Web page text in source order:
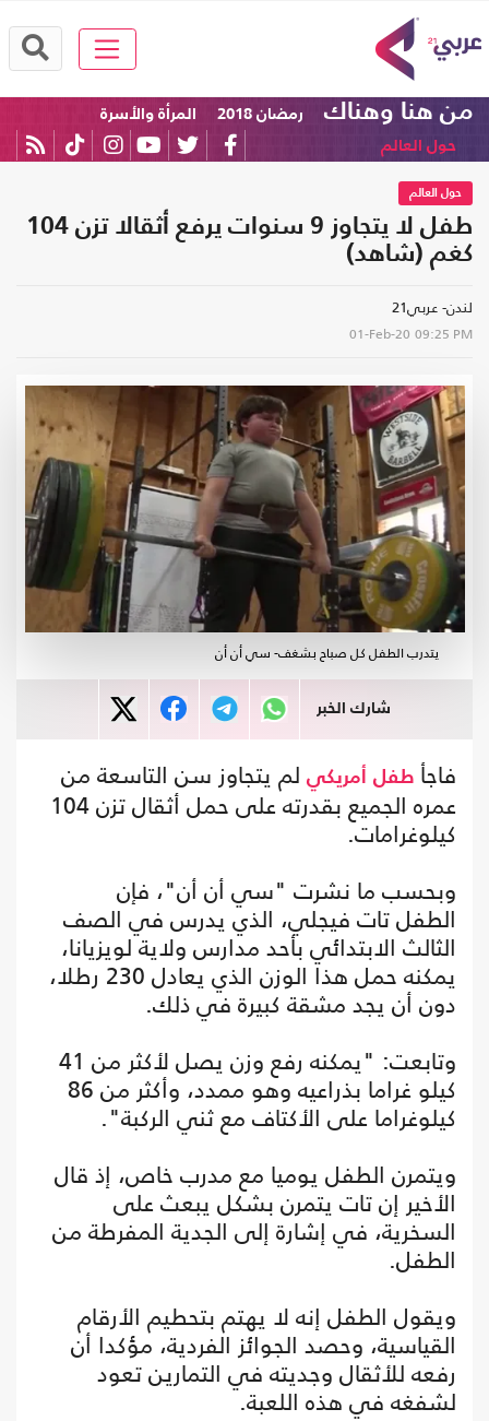
من هنا وهناك رمضان 2018
المرأة والأسرة
حول العالم
حول العالم
طفل لا يتجاوز 9 سنوات يرفع أثقالا تزن 104
كغم (شاهد)
لندن- عربي21
01-Feb-20 09:25 PM
يتدرب الطفل كل صباح بشغف- سي أن أن
شارك الخبر
فاجأ طفل أمريكي لم يتجاوز سن التاسعة من
عمره الجميع بقدرته على حمل أثقال تزن 104
كيلوغرامات.
وبحسب ما نشرت "سي أن أن"، فإن
الطفل تات فيجلي، الذي يدرس في الصف
الثالث الابتدائي بأحد مدارس ولاية لويزيانا،
يمكنه حمل هذا الوزن الذي يعادل 230 رطلا،
دون أن يجد مشقة كبيرة في ذلك.
وتابعت: "يمكنه رفع وزن يصل لأكثر من 41
كيلو غراما بذراعيه وهو ممدد، وأكثر من 86
كيلوغراما على الأكتاف مع ثني الركبة".
ويتمرن الطفل يوميا مع مدرب خاص، إذ قال
الأخير إن تات يتمرن بشكل يبعث على
السخرية، في إشارة إلى الجدية المفرطة من
الطفل.
ويقول الطفل إنه لا يهتم بتحطيم الأرقام
القياسية، وحصد الجوائز الفردية، مؤكدا أن
رفعه للأثقال وجديته في التمارين تعود
لشفغه في هذه اللعبة.